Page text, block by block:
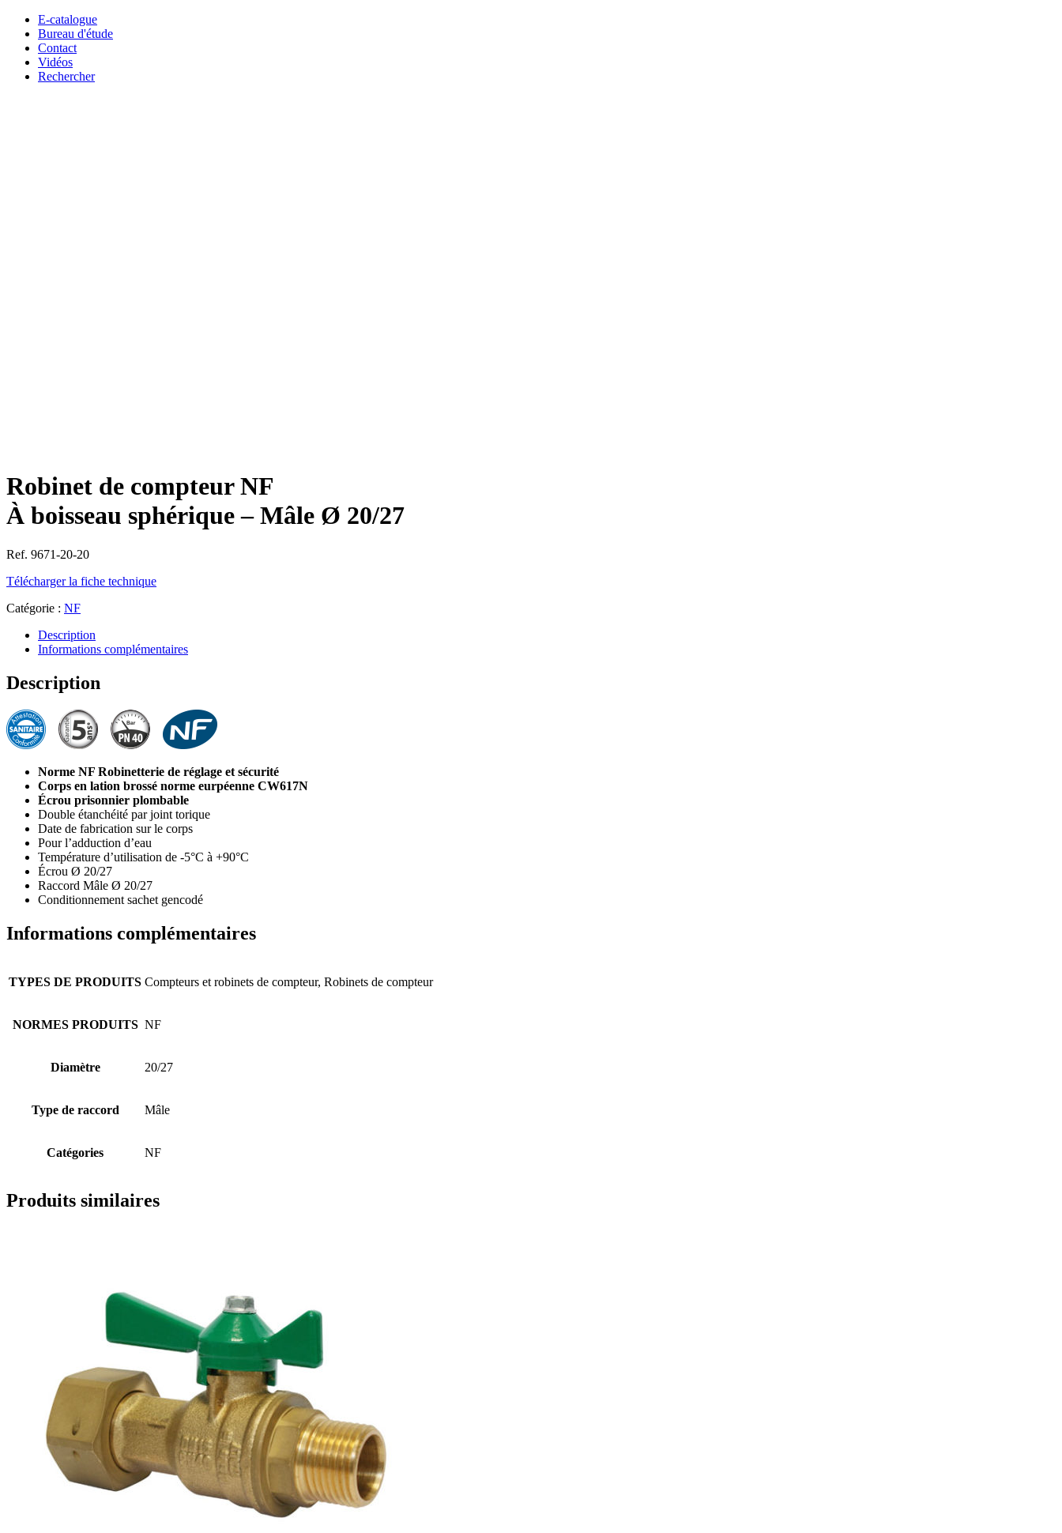
E-catalogue
Bureau d'étude
Contact
Vidéos
Rechercher
Robinet de compteur NF
À boisseau sphérique – Mâle Ø 20/27
Ref. 9671-20-20
Télécharger la fiche technique
Catégorie : NF
Description
Informations complémentaires
Description
Norme NF Robinetterie de réglage et sécurité
Corps en lation brossé norme eurpéenne CW617N
Écrou prisonnier plombable
Double étanchéité par joint torique
Date de fabrication sur le corps
Pour l’adduction d’eau
Température d’utilisation de -5°C à +90°C
Écrou Ø 20/27
Raccord Mâle Ø 20/27
Conditionnement sachet gencodé
Informations complémentaires
TYPES DE PRODUITS Compteurs et robinets de compteur, Robinets de compteur
NORMES PRODUITS NF
Diamètre 20/27
Type de raccord Mâle
Catégories NF
Produits similaires